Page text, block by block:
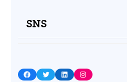
SNS
Facebook Twitter LinkedIn Instagram